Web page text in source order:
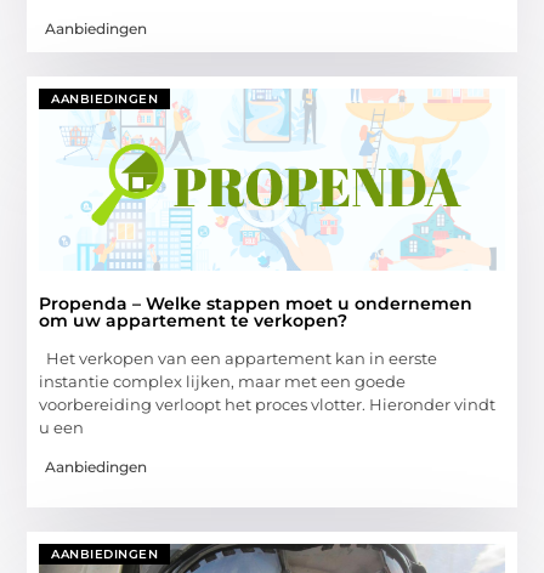
Aanbiedingen
AANBIEDINGEN
Propenda – Welke stappen moet u ondernemen
om uw appartement te verkopen?
Het verkopen van een appartement kan in eerste
instantie complex lijken, maar met een goede
voorbereiding verloopt het proces vlotter. Hieronder vindt
u een
Aanbiedingen
AANBIEDINGEN